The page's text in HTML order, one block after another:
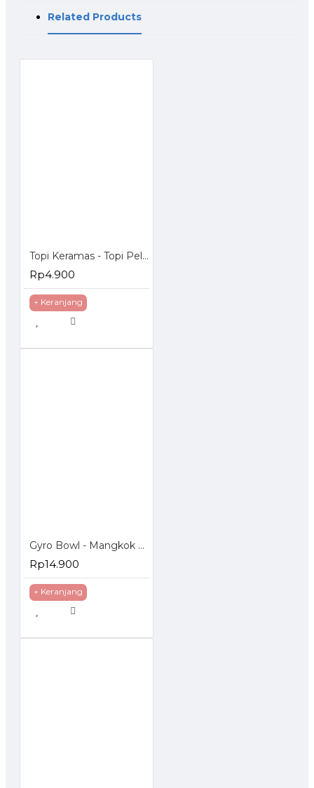
Related Products
Topi Keramas - Topi Pelindung Mata Anak Saat Keramas dengan kancing
Rp4.900
+ Keranjang
Gyro Bowl - Mangkok Anti Tumpah
Rp14.900
+ Keranjang